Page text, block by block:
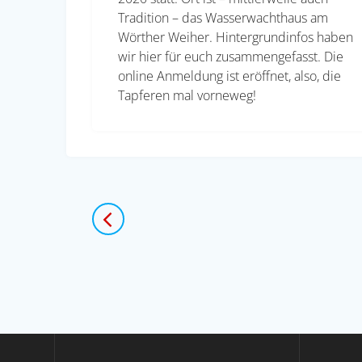
Tradition – das Wasserwachthaus am
Wörther Weiher. Hintergrundinfos haben
wir hier für euch zusammengefasst. Die
online Anmeldung ist eröffnet, also, die
Tapferen mal vorneweg!
Beitragsnavigation